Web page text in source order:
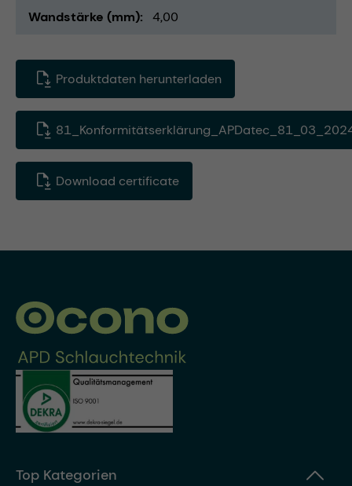
Wandstärke (mm) 4,00
Produktdaten herunterladen
Download certificate
Top Kategorien